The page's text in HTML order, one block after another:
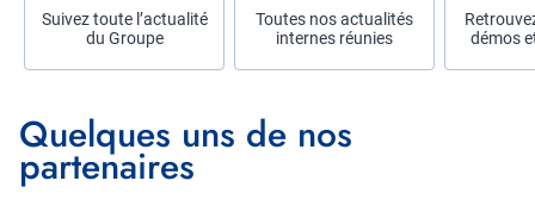
Description
Suivez toute l’actualité
du Groupe
Description
Toutes nos actualités
internes réunies
démos
Titre
Quelques uns de nos
partenaires